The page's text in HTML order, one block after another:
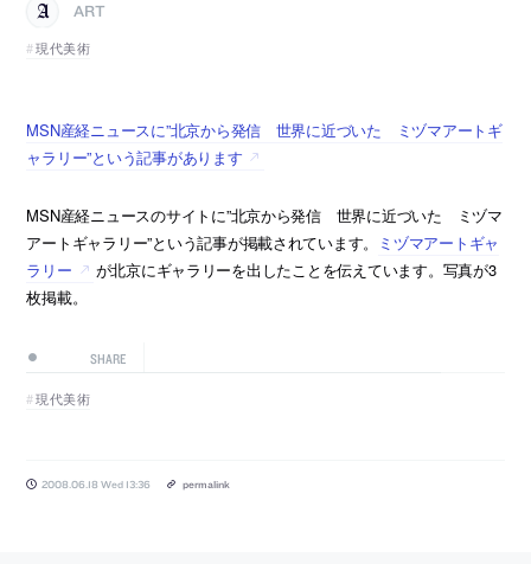
ART
現代美術
MSN産経ニュースに”北京から発信 世界に近づいた ミヅマアートギ
ャラリー”という記事があります
MSN産経ニュースのサイトに”北京から発信 世界に近づいた ミヅマ
アートギャラリー”という記事が掲載されています。
ミヅマアートギャ
ラリー
が北京にギャラリーを出したことを伝えています。写真が3
枚掲載。
SHARE
現代美術
2008.06.18 Wed 13:36 permalink